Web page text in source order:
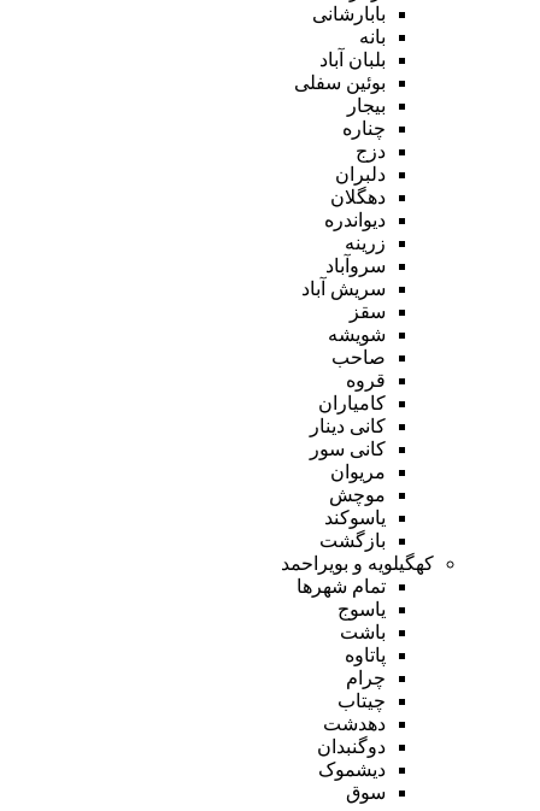
بابارشانی
بانه
بلبان آباد
بوئین سفلی
بیجار
چناره
دزج
دلبران
دهگلان
دیواندره
زرینه
سروآباد
سریش آباد
سقز
شویشه
صاحب
قروه
کامیاران
کانی دینار
کانی سور
مریوان
موچش
یاسوکند
بازگشت
کهگیلویه و بویراحمد
تمام شهر‌ها
یاسوج
باشت
پاتاوه
چرام
چیتاب
دهدشت
دوگنبدان
دیشموک
سوق